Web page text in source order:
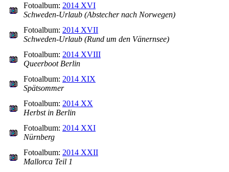
Fotoalbum: 2014 XVI
Schweden-Urlaub (Abstecher nach Norwegen)
Fotoalbum: 2014 XVII
Schweden-Urlaub (Rund um den Vänernsee)
Fotoalbum: 2014 XVIII
Queerboot Berlin
Fotoalbum: 2014 XIX
Spätsommer
Fotoalbum: 2014 XX
Herbst in Berlin
Fotoalbum: 2014 XXI
Nürnberg
Fotoalbum: 2014 XXII
Mallorca Teil 1